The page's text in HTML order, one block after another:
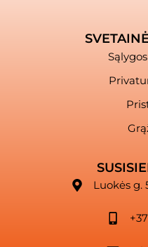
Luokės g.